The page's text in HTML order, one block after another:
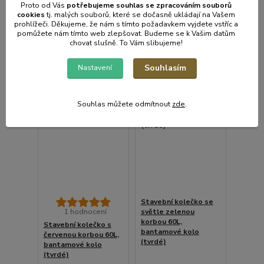
1 hodnocení
Stavební kolečko s
červenou korbou 60L,
bantamové kolo
(tvrdé)
Stavební kolečko se
světle zelenou
korbou 60L,
bantamové kolo
(tvrdé)
Proto od Vás potřebujeme souhlas se zpracováním souborů
cookiestj. malých souborů, které se dočasně ukládají na Vašem
prohlížeči. Děkujeme, že nám s tímto požadavkem vyjdete vstříc a
pomůžete nám tímto web zlepšovat. Budeme se k Vašim datům
chovat slušně. To Vám slibujeme!
Nastavení Souhlasím
Souhlas můžete odmítnout zde.